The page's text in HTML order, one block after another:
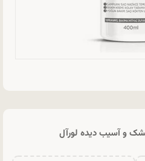
و آسیب دیده لورآل